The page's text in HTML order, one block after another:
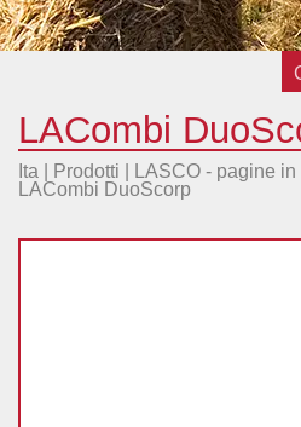
LACombi
Ita | Prodotti LASCO - pagine
LACombi DuoScorp